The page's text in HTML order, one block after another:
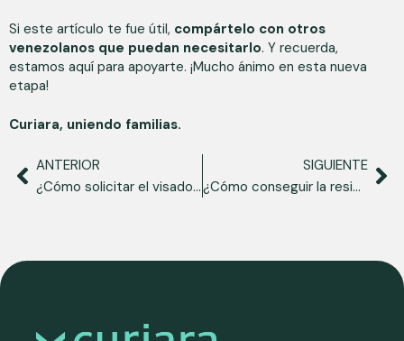
Si este artículo te fue útil, compártelo con otros
venezolanos que puedan necesitarlo. Y recuerda,
estamos aquí para apoyarte. ¡Mucho ánimo en esta nueva
etapa!
Curiara, uniendo familias.
ANTERIOR
¿Cómo solicitar el visado de estudiante en España?
SIGUIENTE
¿Cómo conseguir la residencia no lucrativa en España?